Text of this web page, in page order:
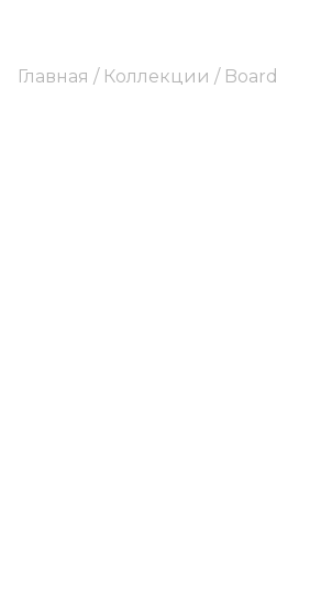
Главная / Коллекции / Board